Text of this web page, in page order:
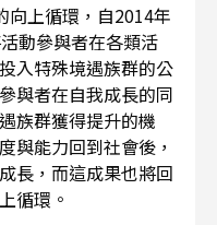
向上循環，自2014年
動參與者在各類活
入特殊境遇族群的公
與者在自我成長的同
族群獲得提升的機
與能力回到社會後，
長，而這成果也將回
循環。